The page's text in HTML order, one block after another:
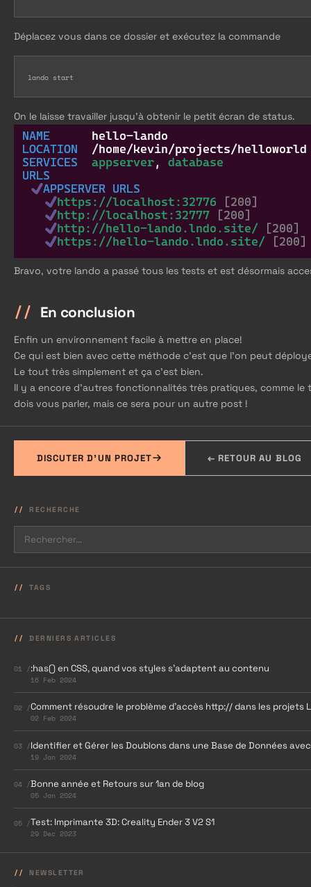
Déplacez vous dans ce dossier et exécutez la commande
lando start
On le laisse travailler jusqu'à obtenir le petit écran de status.
Bravo, votre lando a passé tous les tests et est désormais
En conclusion
Enfin un environnement facile à mettre en place!
Ce qui est bien avec cette méthode c’est que l’on peut
Le tout très simplement et ça c'est bien.
Il y a encore d'autres fonctionnalités très pratiques, comme
dois vous parler, mais ce sera pour un autre post !
DISCUTER D'UN PROJET ← RETOUR AU BLOG
RECHERCHE
TAGS
DERNIERS ARTICLES
01 /:has() en CSS, quand vos styles s’adaptent au contenu
16 Feb 2024
02 /Comment résoudre le problème d’accès http:// dans les projets
02 Feb 2024
03 /Identifier et Gérer les Doublons dans une Base de Données avec
19 Jan 2024
04 /Bonne année et Retours sur 1an de blog
05 Jan 2024
05 /Test: Imprimante 3D: Creality Ender 3 V2 S1
29 Dec 2023
NEWSLETTER